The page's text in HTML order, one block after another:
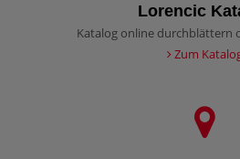
Lorencic
Katalog online durchblättern
Zum